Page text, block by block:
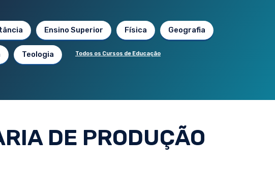
Ensino Superior Física Geografia
Teologia Todos os Cursos de Educação
DE PRODUÇÃO